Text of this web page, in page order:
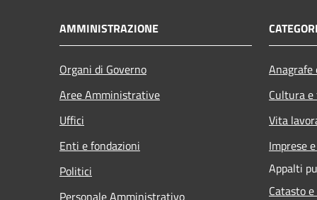
AMMINISTRAZIONE
Organi di Governo
Aree Amministrative
Uffici
Enti e fondazioni
Politici
Personale Amministrativo
Cultura
Vita
Imprese
Appalti
Catasto